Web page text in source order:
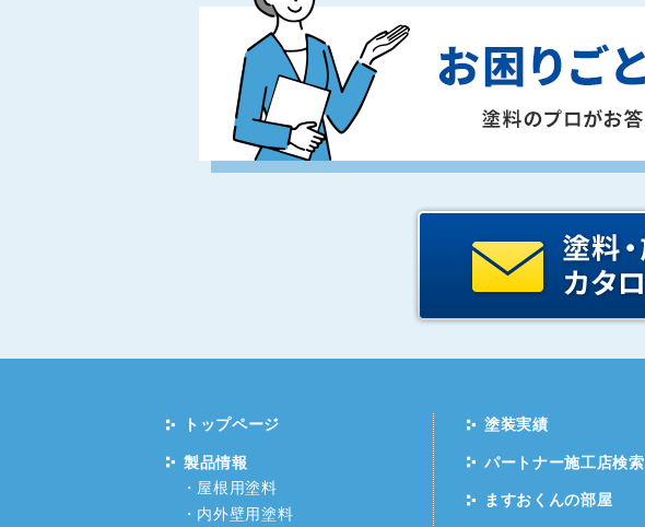
トップページ
製品情報
屋根用塗料
内外壁用塗料
塗装実績
パートナー施工店検索
ますおくんの部屋